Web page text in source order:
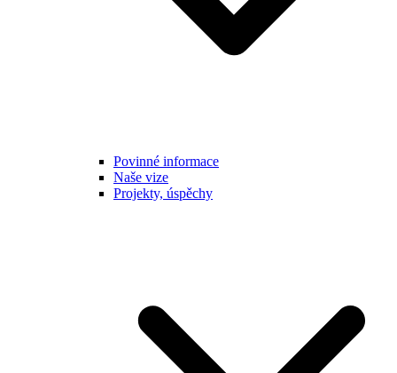
Povinné informace
Naše vize
Projekty, úspěchy